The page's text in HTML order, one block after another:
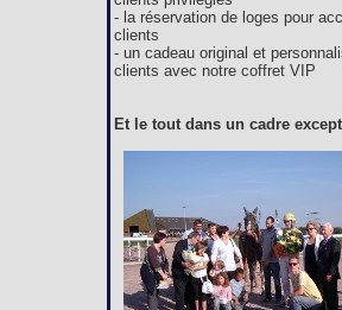
- la réservation de loges pour
clients
- un cadeau original et
clients avec notre coffret VIP
Et le tout dans un cadre